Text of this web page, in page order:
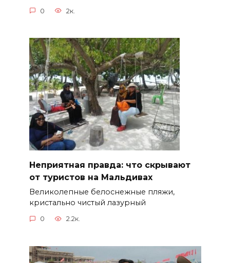
0 2к.
Неприятная правда: что скрывают
от туристов на Мальдивах
Великолепные белоснежные пляжи,
кристально чистый лазурный
0 2.2к.